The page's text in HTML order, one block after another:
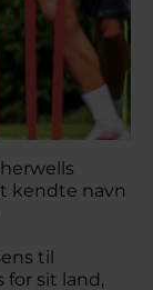
kendte navn
til
for sit land,